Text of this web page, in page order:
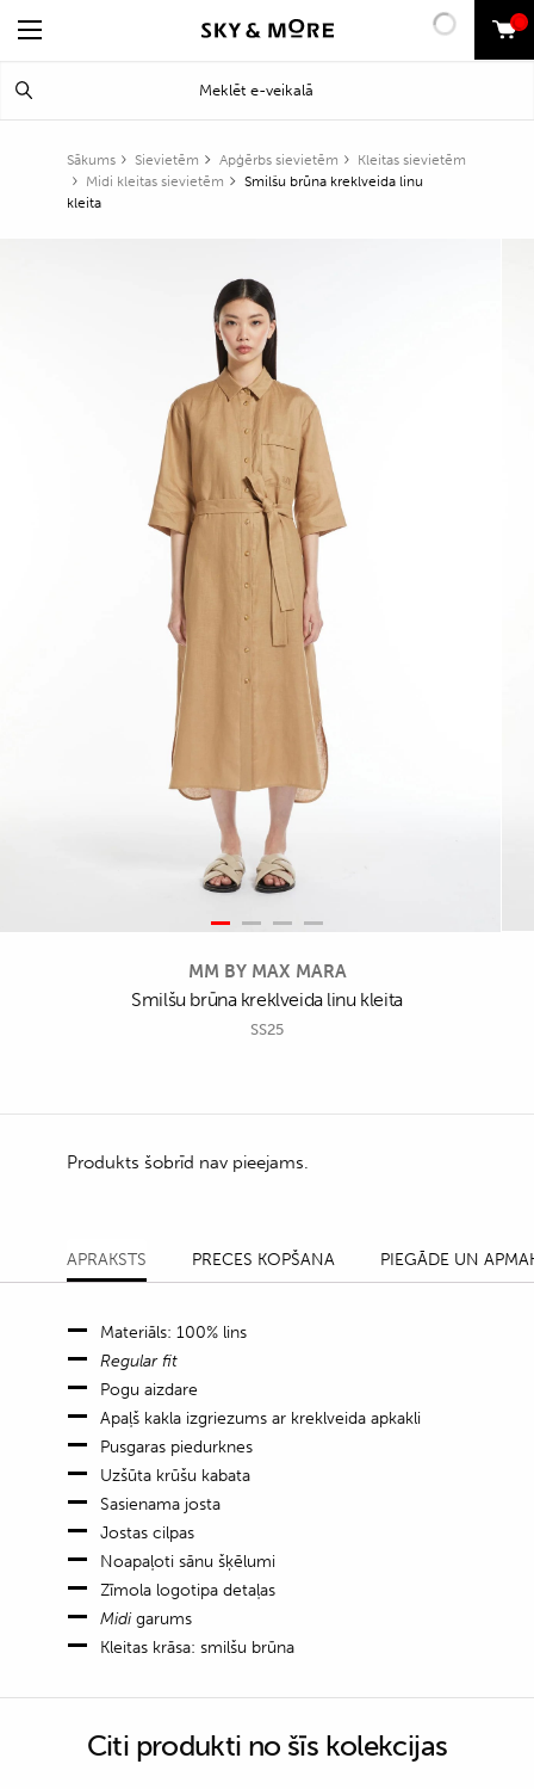
0
Sākums Sievietēm Apģērbs sievietēm
Kleitas sievietēm
Midi kleitas sievietēm
Smilšu brūna kreklveida linu
kleita
MM BY MAX MARA
Smilšu brūna kreklveida linu kleita
SS25
Produkts šobrīd nav pieejams.
APRAKSTS PRECES KOPŠANA PIEGĀDE UN
Materiāls: 100% lins
Regular fit
Pogu aizdare
Apaļš kakla izgriezums ar kreklveida apkakli
Pusgaras piedurknes
Uzšūta krūšu kabata
Sasienama josta
Jostas cilpas
Noapaļoti sānu šķēlumi
Zīmola logotipa detaļas
Midigarums
Kleitas krāsa: smilšu brūna
Citi produkti no šīs kolekcijas